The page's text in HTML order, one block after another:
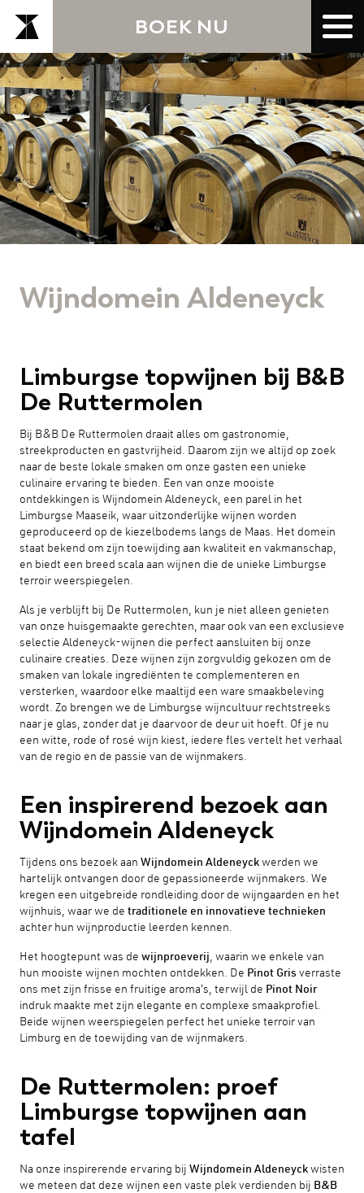
BOEK NU
Wijndomein Aldeneyck
Limburgse topwijnen bij B&B
De Ruttermolen
Bij B&B De Ruttermolen draait alles om gastronomie,
streekproducten en gastvrijheid. Daarom zijn we altijd op zoek
naar de beste lokale smaken om onze gasten een unieke
culinaire ervaring te bieden. Een van onze mooiste
ontdekkingen is Wijndomein Aldeneyck, een parel in het
Limburgse Maaseik, waar uitzonderlijke wijnen worden
geproduceerd op de kiezelbodems langs de Maas. Het domein
staat bekend om zijn toewijding aan kwaliteit en vakmanschap,
en biedt een breed scala aan wijnen die de unieke Limburgse
terroir weerspiegelen.
Als je verblijft bij De Ruttermolen, kun je niet alleen genieten
van onze huisgemaakte gerechten, maar ook van een exclusieve
selectie Aldeneyck-wijnen die perfect aansluiten bij onze
culinaire creaties. Deze wijnen zijn zorgvuldig gekozen om de
smaken van lokale ingrediënten te complementeren en
versterken, waardoor elke maaltijd een ware smaakbeleving
wordt. Zo brengen we de Limburgse wijncultuur rechtstreeks
naar je glas, zonder dat je daarvoor de deur uit hoeft. Of je nu
een witte, rode of rosé wijn kiest, iedere fles vertelt het verhaal
van de regio en de passie van de wijnmakers.
Een inspirerend bezoek aan
Wijndomein Aldeneyck
Tijdens ons bezoek aan Wijndomein Aldeneyck werden we
hartelijk ontvangen door de gepassioneerde wijnmakers. We
kregen een uitgebreide rondleiding door de wijngaarden en het
wijnhuis, waar we de traditionele en innovatieve technieken
achter hun wijnproductie leerden kennen.
Het hoogtepunt was de wijnproeverij, waarin we enkele van
hun mooiste wijnen mochten ontdekken. De Pinot Gris verraste
ons met zijn frisse en fruitige aroma’s, terwijl de Pinot Noir
indruk maakte met zijn elegante en complexe smaakprofiel.
Beide wijnen weerspiegelen perfect het unieke terroir van
Limburg en de toewijding van de wijnmakers.
De Ruttermolen: proef
Limburgse topwijnen aan
tafel
Na onze inspirerende ervaring bij Wijndomein Aldeneyck wisten
we meteen dat deze wijnen een vaste plek verdienden bij B&B